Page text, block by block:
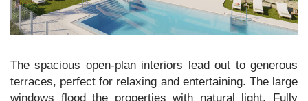
The spacious open-plan interiors lead out to generous
terraces, perfect for relaxing and entertaining. The large
windows flood the properties with natural light. Fully